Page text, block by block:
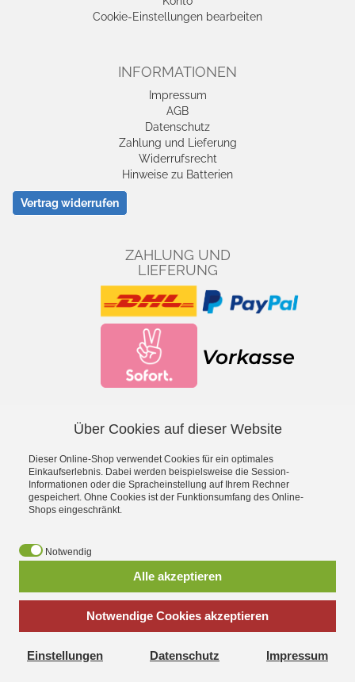
Cookie-Einstellungen bearbeiten
INFORMATIONEN
Impressum
AGB
Datenschutz
Zahlung und Lieferung
Widerrufsrecht
Hinweise zu Batterien
Vertrag widerrufen
ZAHLUNG UND
LIEFERUNG
*inkl. MwSt., zzgl.Versandkosten
- Entdecke die Theo Klein Spielzeug-Welt -
Bosch Car Service Spielzeug
Steps Magnetpuzzle·Electrolux Haushaltsspielzeug·Emmas
Kitchen Spielgeschirr· Fashion Passion Nähspielzeug
Fighter Henry Feuerwehrspielzeug·Hot Wheels·Klein goes Bio
Miele Spielküchen·MSA Feuerwehrhelme ·Police Unit
Robbie & Buddy Konstruktionsset·Schleich Sammelkoffer·
Über Cookies auf dieser Website
Dieser Online-Shop verwendet Cookies für ein optimales
Einkaufserlebnis. Dabei werden beispielsweise die Session-
Informationen oder die Spracheinstellung auf Ihrem Rechner
gespeichert. Ohne Cookies ist der Funktionsumfang des Online-
Shops eingeschränkt.
Notwendig
Alle akzeptieren
Notwendige Cookies akzeptieren
Einstellungen Datenschutz Impressum